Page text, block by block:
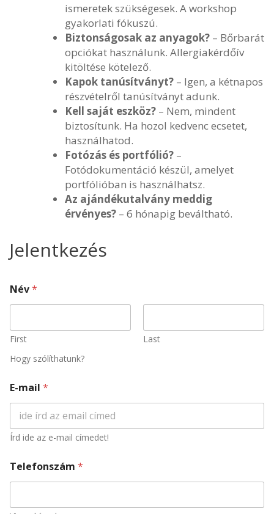
ismeretek szükségesek. A workshop
gyakorlati fókuszú.
Biztonságosak az anyagok? – Bőrbarát
opciókat használunk. Allergiakérdőív
kitöltése kötelező.
Kapok tanúsítványt? – Igen, a kétnapos
részvételről tanúsítványt adunk.
Kell saját eszköz? – Nem, mindent
biztosítunk. Ha hozol kedvenc ecsetet,
használhatod.
Fotózás és portfólió? –
Fotódokumentáció készül, amelyet
portfólióban is használhatsz.
Az ajándékutalvány meddig
érvényes? – 6 hónapig beváltható.
Jelentkezés
Név*
First
Last
Hogy szólíthatunk?
E-mail *
Írd ide az e-mail címedet!
Telefonszám *